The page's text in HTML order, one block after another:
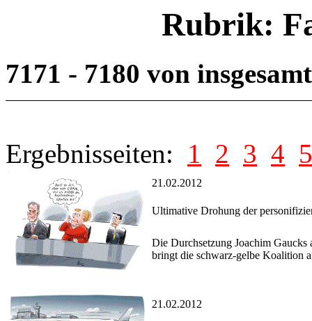
Rubrik:
7171 - 7180 von
Ergebnisseiten: 1 2 3 4 5
21.02.2012
Ultimative Drohung der
Die Durchsetzung Joachim
bringt die schwarz-gelbe Koalition
21.02.2012